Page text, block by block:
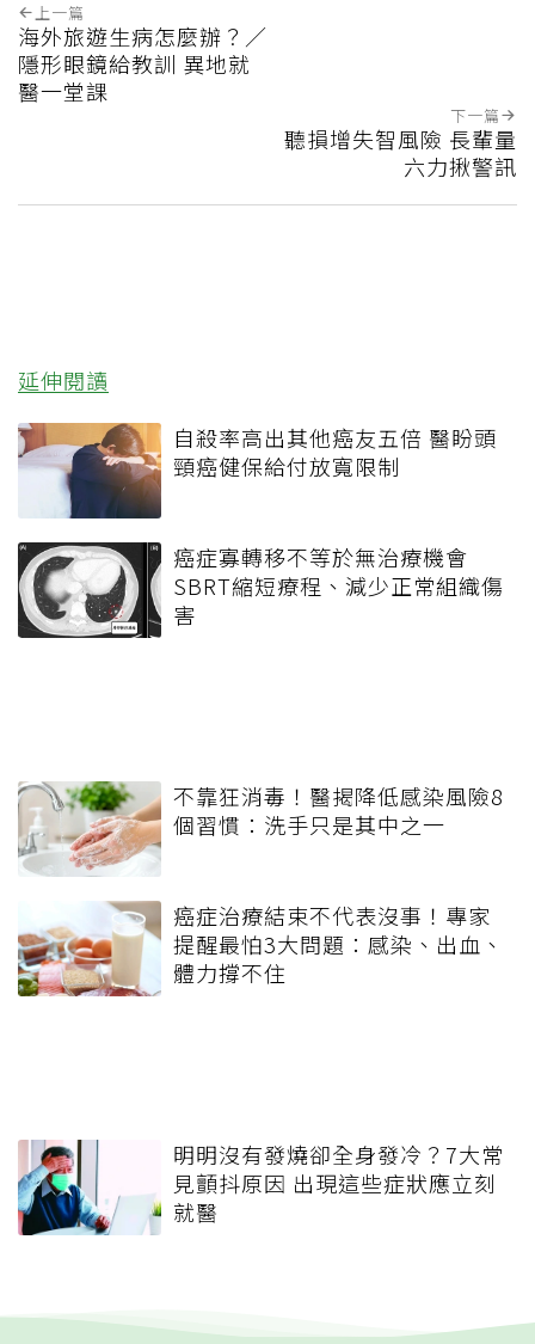
上一篇
海外旅遊生病怎麼辦？／
隱形眼鏡給教訓 異地就
醫一堂課
下一篇
聽損增失智風險 長輩量
六力揪警訊
延伸閱讀
自殺率高出其他癌友五倍 醫盼頭
頸癌健保給付放寬限制
癌症寡轉移不等於無治療機會
SBRT縮短療程、減少正常組織傷
害
不靠狂消毒！醫揭降低感染風險8
個習慣：洗手只是其中之一
癌症治療結束不代表沒事！專家
提醒最怕3大問題：感染、出血、
體力撐不住
明明沒有發燒卻全身發冷？7大常
見顫抖原因 出現這些症狀應立刻
就醫